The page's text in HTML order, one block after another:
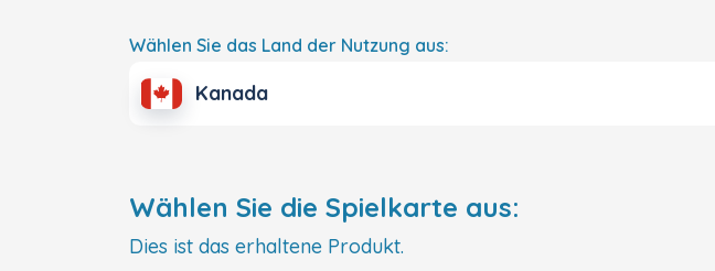
Wählen Sie das Land der Nutzung aus:
Kanada
Wählen Sie die Spielkarte aus:
Dies ist das erhaltene Produkt.